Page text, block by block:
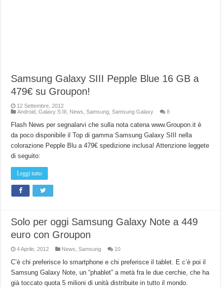
Samsung Galaxy SIII Pepple Blue 16 GB a
479€ su Groupon!
12 Settembre, 2012
Android ,Galaxy S III News ,Samsung ,Samsung Galaxy 8
Flash News per segnalarvi che sulla nota catena www.Groupon.it è
da poco disponibile il Top di gamma Samsung Galaxy SIII nella
colorazione Pepple Blu a 479€ spedizione inclusa! Attenzione leggete
di seguito:
Leggi tutto
Solo per oggi Samsung Galaxy Note a 449
euro con Groupon
4 Aprile, 2012 News ,Samsung 10
C’è chi preferisce lo smartphone e chi preferisce il tablet. E c’è poi il
Samsung Galaxy Note, un “phablet” a metà fra le due cerchie, che ha
già toccato quota 5 milioni di unità distribuite in tutto il mondo.